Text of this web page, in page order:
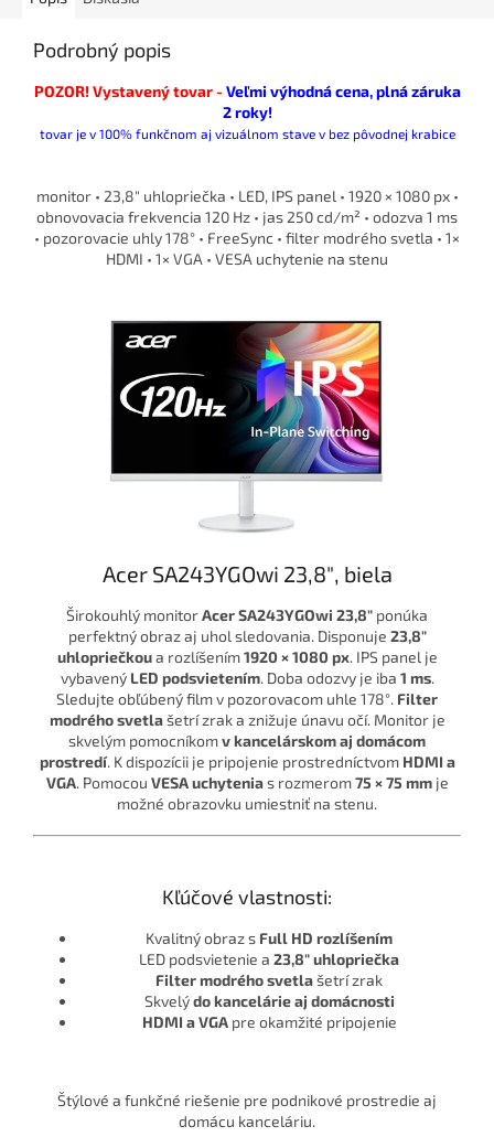
Podrobný popis
POZOR! Vystavený tovar - Veľmi výhodná cena, plná záruka
2 roky!
tovar je v 100% funkčnom aj vizuálnom stave v bez pôvodnej krabice
monitor • 23,8″ uhlopriečka • LED, IPS panel • 1920 × 1080 px •
obnovovacia frekvencia 120 Hz • jas 250 cd/m² • odozva 1 ms
• pozorovacie uhly 178° • FreeSync • filter modrého svetla • 1×
HDMI • 1× VGA • VESA uchytenie na stenu
Acer SA243YGOwi 23,8″, biela
Širokouhlý monitorAcer SA243YGOwi 23,8″ ponúka
perfektný obraz aj uhol sledovania. Disponuje 23,8"
uhlopriečkou a rozlíšením 1920 × 1080 px. IPS panel je
vybavený LED podsvietením. Doba odozvy je iba 1 ms.
Sledujte obľúbený film v pozorovacom uhle 178°. Filter
modrého svetla šetrí zrak a znižuje únavu očí. Monitor je
skvelým pomocníkomv kancelárskom aj domácom
prostredí. K dispozícii je pripojenie prostredníctvom HDMI a
VGA. Pomocou VESA uchytenia s rozmerom 75 × 75 mm je
možné obrazovku umiestniť na stenu.
Kľúčové vlastnosti:
Kvalitný obraz s Full HD rozlíšením
LED podsvietenie a 23,8" uhlopriečka
Filter modrého svetlašetrí zrak
Skvelý do kancelárie aj domácnosti
HDMI a VGA pre okamžité pripojenie
Štýlové a funkčné riešenie pre podnikové prostredie aj
domácu kanceláriu.